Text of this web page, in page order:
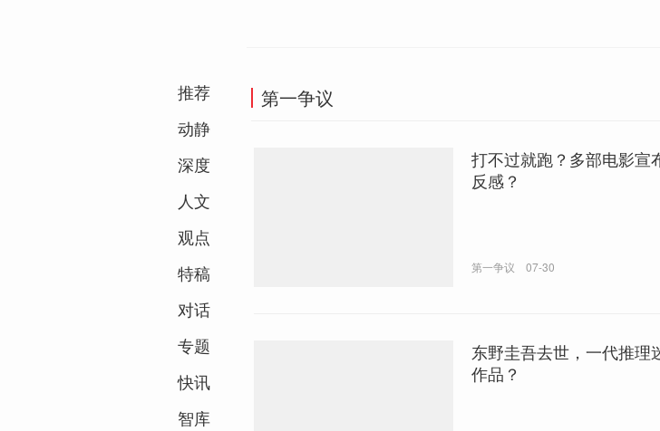
推荐
动静
深度
人文
观点
特稿
对话
专题
快讯
智库
第一争议
打不过就跑？多部电影宣
反感？
第一争议 07-30
东野圭吾去世，一代推理
作品？